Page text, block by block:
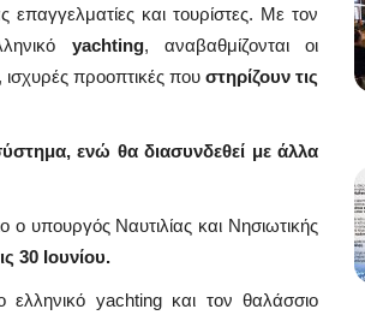
επαγγελματίες και τουρίστες. Με τον
yachting, αναβαθμίζονται οι
ισχυρές προοπτικές που στηρίζουν τις
ενώ θα διασυνδεθεί με άλλα
ο υπουργός Ναυτιλίας και Νησιωτικής
30 Ιουνίου.
yachting και τον θαλάσσιο